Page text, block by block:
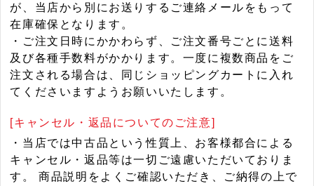
が、当店から別にお送りするご連絡メールをもって
在庫確保となります。
・ご注文日時にかかわらず、ご注文番号ごとに送料
及び各種手数料がかかります。一度に複数商品をご
注文される場合は、同じショッピングカートに入れ
てくださいますようお願いいたします。
[キャンセル・返品についてのご注意]
・当店では中古品という性質上、お客様都合による
キャンセル・返品等は一切ご遠慮いただいておりま
す。 商品説明をよくご確認いただき、ご納得の上で